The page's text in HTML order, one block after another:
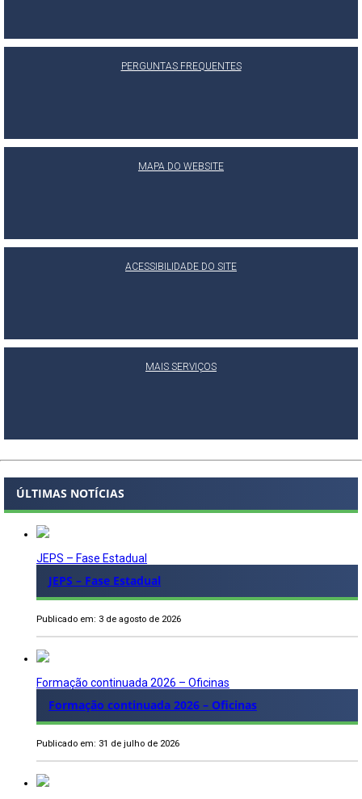
PERGUNTAS FREQUENTES
MAPA DO WEBSITE
ACESSIBILIDADE DO SITE
MAIS SERVIÇOS
ÚLTIMAS NOTÍCIAS
JEPS – Fase Estadual
JEPS – Fase Estadual
Publicado em: 3 de agosto de 2026
Formação continuada 2026 – Oficinas
Formação continuada 2026 – Oficinas
Publicado em: 31 de julho de 2026